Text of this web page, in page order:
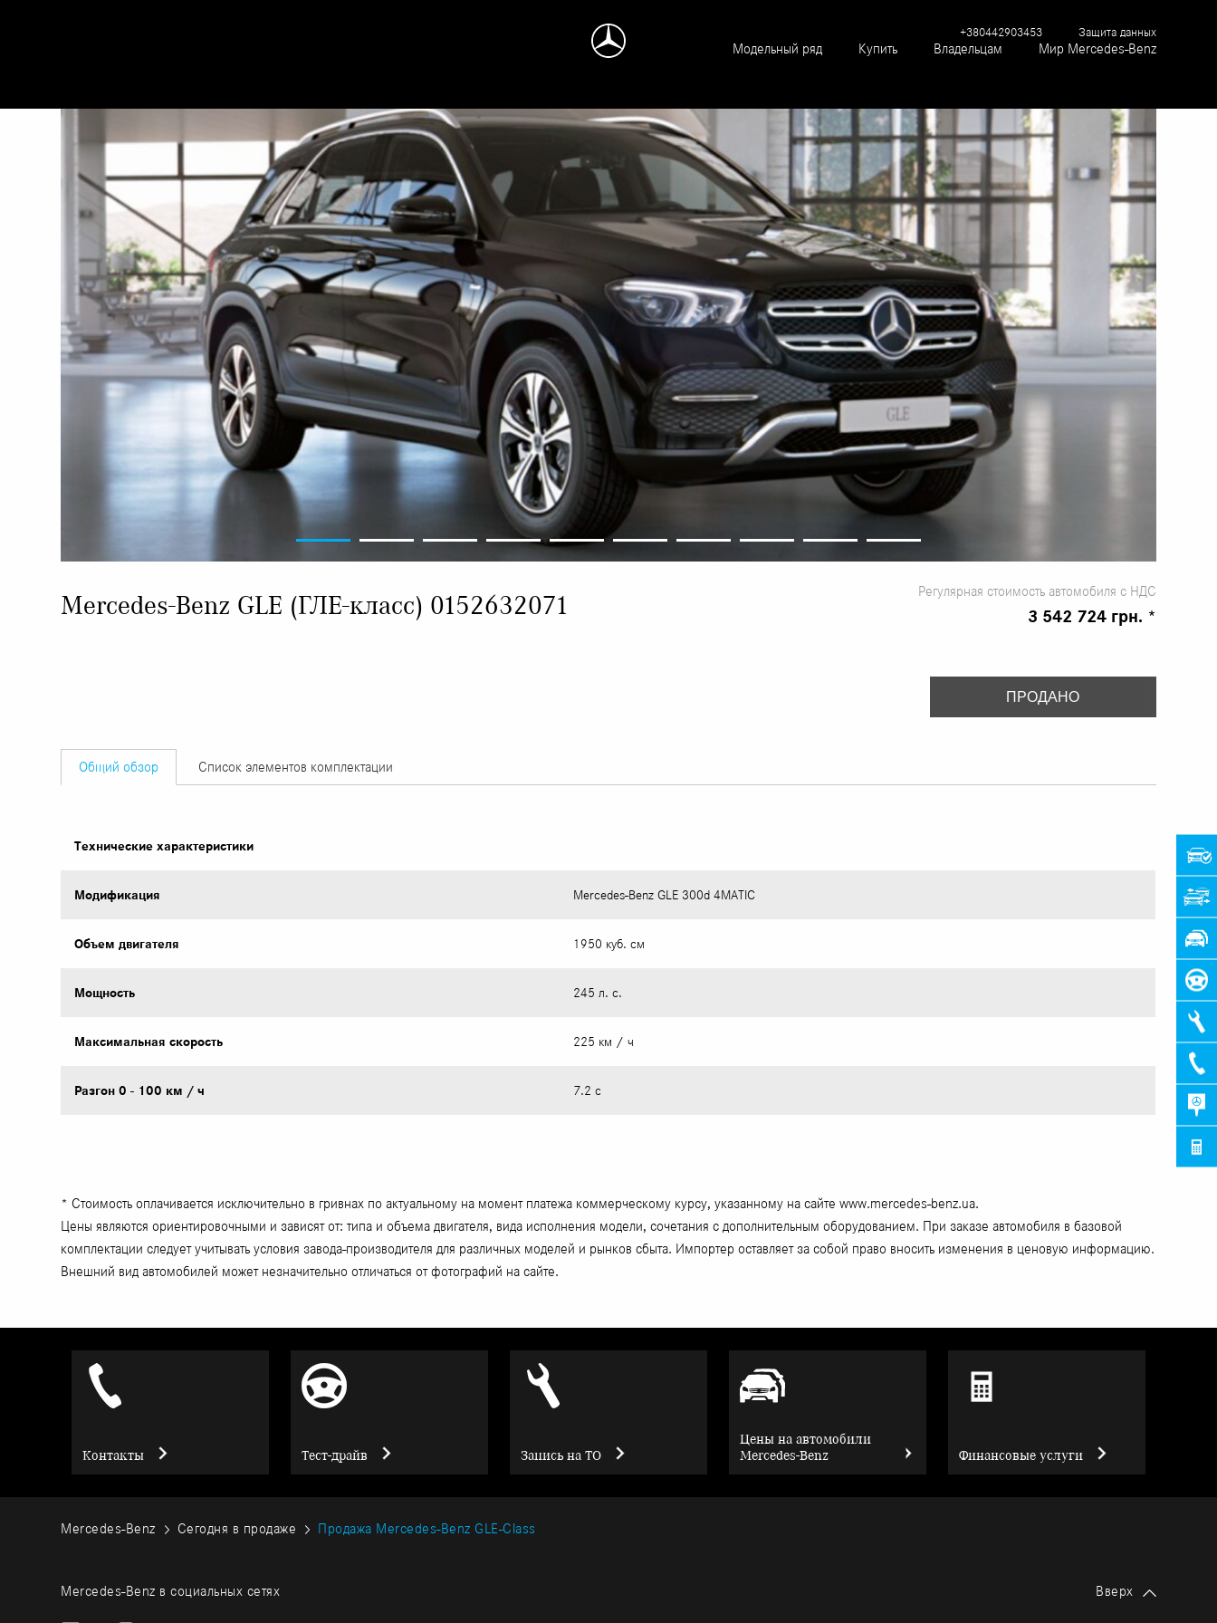
Защита данных
+380442903453
Модельный ряд Купить Владельцам Мир Mercedes-Benz
Mercedes-Benz GLE (ГЛЕ-класс) 0152632071 Регулярная стоимость автомобиля с НДС
3 542 724 грн. *
ПРОДАНО
Общий обзор Список элементов комплектации
Технические характеристики
Модификация Mercedes-Benz GLE 300d 4MATIC
Объем двигателя 1950 куб. см
Мощность 245 л. с.
Максимальная скорость 225 км / ч
Разгон 0 - 100 км / ч 7.2 с
* Стоимость оплачивается исключительно в гривнах по актуальному на момент платежа коммерческому курсу, указанному на сайте www.mercedes-benz.ua.
Цены являются ориентировочными и зависят от: типа и объема двигателя, вида исполнения модели, сочетания с дополнительным оборудованием. При заказе автомобиля в базовой
комплектации следует учитывать условия завода-производителя для различных моделей и рынков сбыта. Импортер оставляет за собой право вносить изменения в ценовую информацию.
Внешний вид автомобилей может незначительно отличаться от фотографий на сайте.
Контакты Тест-драйв Запись на ТО
Цены на автомобили
Mercedes-Benz
Финансовые услуги
Mercedes-Benz Сегодня в продаже Продажа Mercedes-Benz GLЕ-Class
Mercedes-Benz в социальных сетях Вверх